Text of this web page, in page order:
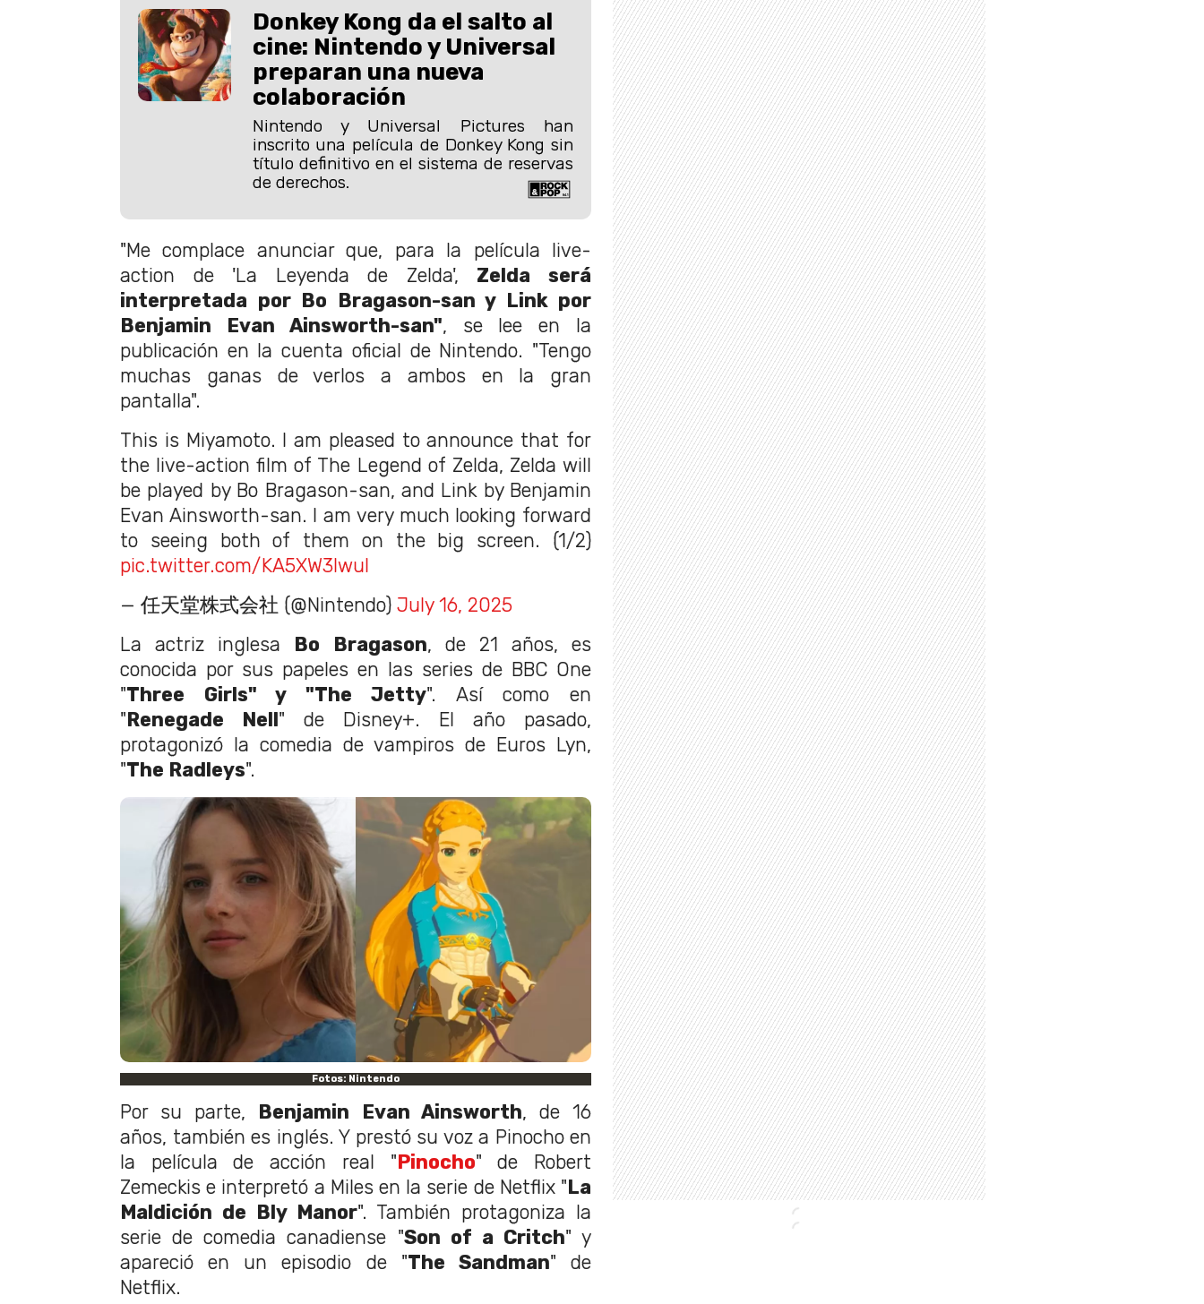
Donkey Kong da el salto al
cine: Nintendo y Universal
preparan una nueva
colaboración
Nintendo y Universal Pictures han
inscrito una película de Donkey Kong sin
título definitivo en el sistema de reservas
de derechos.
"Me complace anunciar que, para la película live-
action de 'La Leyenda de Zelda', Zelda será
interpretada por Bo Bragason-san y Link por
Benjamin Evan Ainsworth-san", se lee en la
publicación en la cuenta oficial de Nintendo. "Tengo
muchas ganas de verlos a ambos en la gran
pantalla".
This is Miyamoto. I am pleased to announce that for
the live-action film of The Legend of Zelda, Zelda will
be played by Bo Bragason-san, and Link by Benjamin
Evan Ainsworth-san. I am very much looking forward
to seeing both of them on the big screen. (1/2)
pic.twitter.com/KA5XW3lwul
— 任天堂株式会社 (@Nintendo) July 16, 2025
La actriz inglesa Bo Bragason, de 21 años, es
conocida por sus papeles en las series de BBC One
"Three Girls" y "The Jetty". Así como en
"Renegade Nell" de Disney+. El año pasado,
protagonizó la comedia de vampiros de Euros Lyn,
"The Radleys".
Fotos: Nintendo
Por su parte, Benjamin Evan Ainsworth, de 16
años, también es inglés. Y prestó su voz a Pinocho en
la película de acción real "Pinocho" de Robert
Zemeckis e interpretó a Miles en la serie de Netflix "La
Maldición de Bly Manor". También protagoniza la
serie de comedia canadiense "Son of a Critch" y
apareció en un episodio de "The Sandman" de
Netflix.